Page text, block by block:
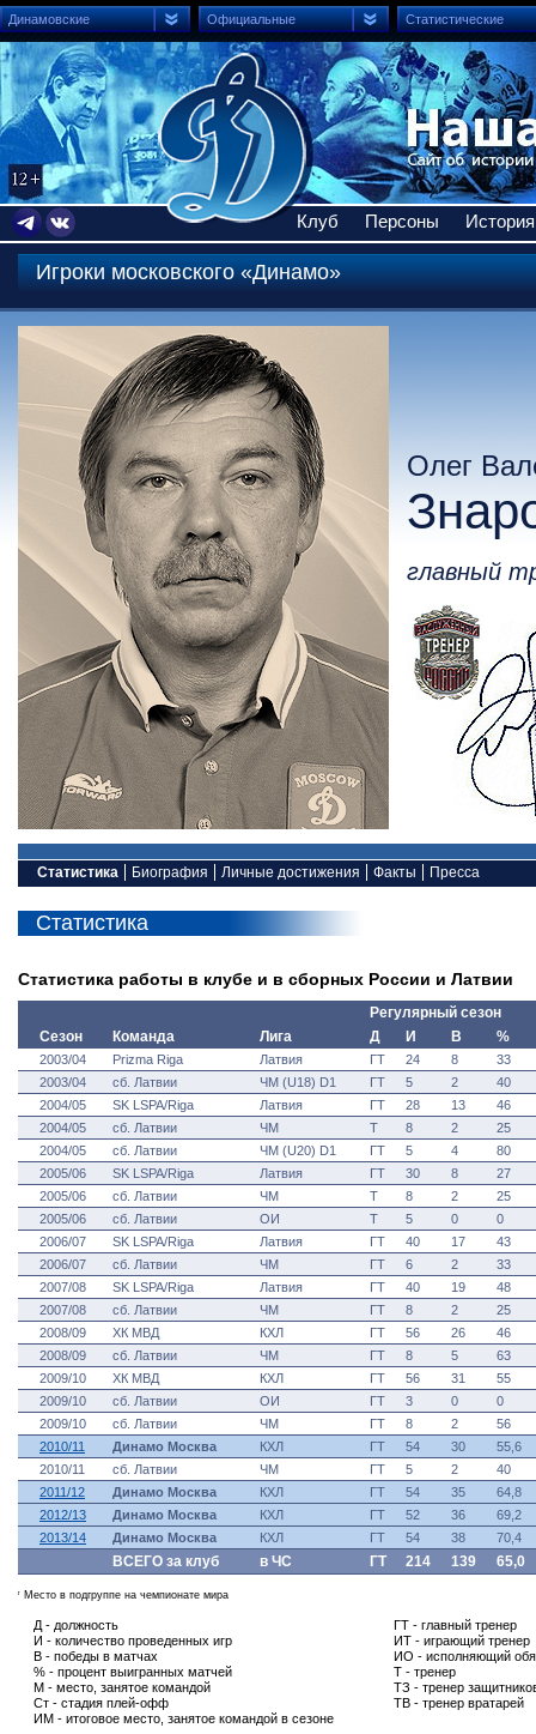
Динамовские Официальные Статистические
Клуб Персоны История
Игроки московского «Динамо»
Олег
главный
Статистика
Статистика
Статистика работы в клубе и в сборных России и Латвии
Регулярный сезон
Сезон
Команда Лига Д И В %
2003/04 Prizma Riga Латвия ГТ 24 8
33
2003/04
сб. Латвии ЧМ (U18) D1 ГТ 5 2
40
2004/05
SK LSPA/Riga Латвия ГТ 28 13
46
2004/05
сб. Латвии ЧМ Т 8 2
25
2004/05
сб. Латвии ЧМ (U20) D1 ГТ 5 4
80
2005/06
SK LSPA/Riga Латвия ГТ 30 8
27
2005/06
сб. Латвии ЧМ Т 8 2
25
2005/06
сб. Латвии ОИ Т 5 0
0
2006/07
SK LSPA/Riga Латвия ГТ 40 17
43
2006/07
сб. Латвии ЧМ ГТ 6 2
33
2007/08
SK LSPA/Riga Латвия ГТ 40 19
48
2007/08
сб. Латвии ЧМ ГТ 8 2
25
2008/09
ХК МВД КХЛ ГТ 56 26
46
2008/09
сб. Латвии ЧМ ГТ 8 5
63
2009/10
ХК МВД КХЛ ГТ 56 31
55
2009/10
сб. Латвии ОИ ГТ 3 0
0
2009/10
сб. Латвии ЧМ ГТ 8 2
56
2010/11
Динамо Москва КХЛ ГТ 54 30
55,6
2010/11
сб. Латвии ЧМ ГТ 5 2
40
2011/12
Динамо Москва КХЛ ГТ 54 35
64,8
2012/13
Динамо Москва КХЛ ГТ 52 36
69,2
2013/14
Динамо Москва КХЛ ГТ 54 38 70,4
ВСЕГО за клуб в ЧС ГТ 214 139 65,0
* Место в подгруппе на чемпионате мира
Д - должность
И - количество проведенных игр
В - победы в матчах
% - процент выигранных матчей
М - место, занятое командой
Ст - стадия плей-офф
ИМ - итоговое место, занятое командой в сезоне
ГТ - главный тренер
ИТ - играющий тренер
ИО - исполняющий
Т - тренер
ТЗ - тренер
ТВ - тренер вратарей
Биография Личные достижения Факты Пресса